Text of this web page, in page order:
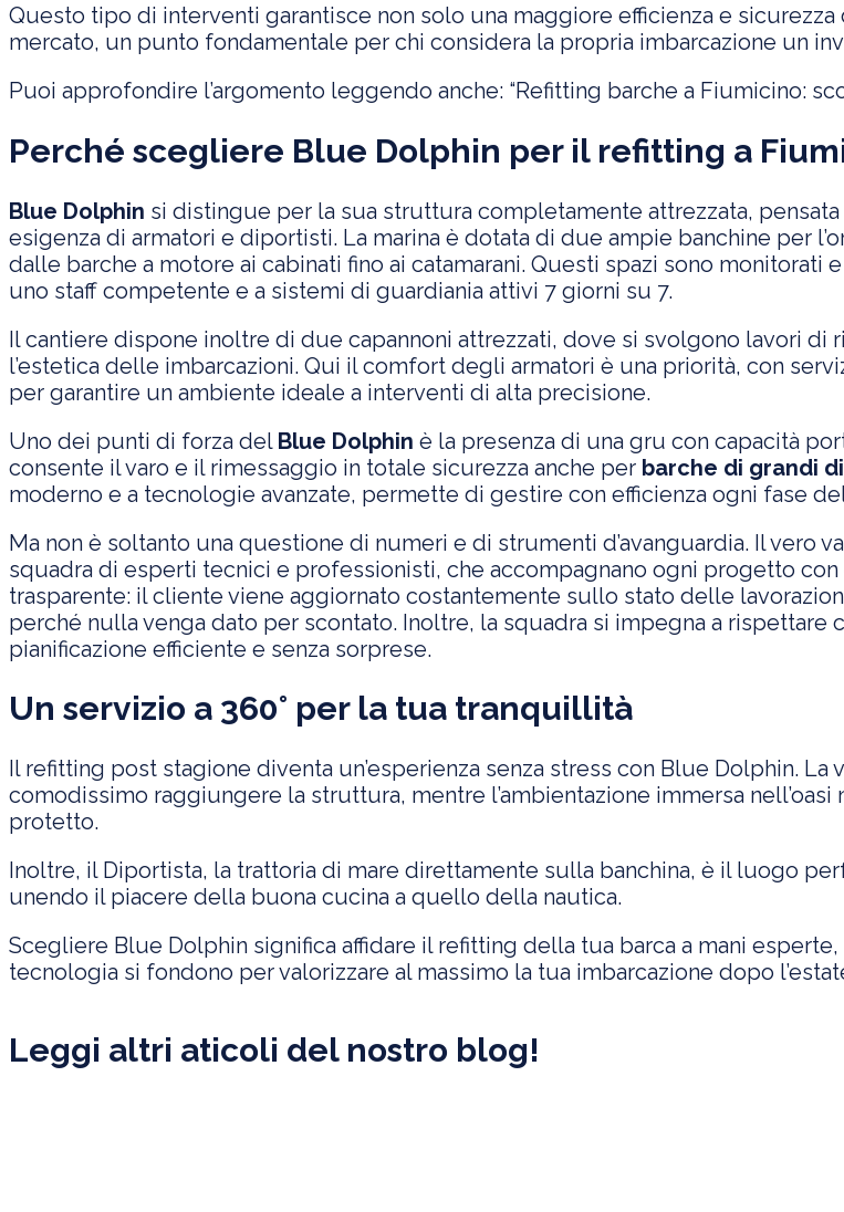
Questo tipo di interventi garantisce non solo una maggiore efficienza e
mercato, un punto fondamentale per chi considera la propria imbarcazione un
Puoi approfondire l’argomento leggendo anche: “Refitting barche a Fiumicino:
Perché scegliere Blue Dolphin per il refitting a
Blue Dolphin si distingue per la sua struttura completamente attrezzata,
esigenza di armatori e diportisti. La marina è dotata di due ampie banchine per
dalle barche a motore ai cabinati fino ai catamarani. Questi spazi sono monitorati
uno staff competente e a sistemi di guardiania attivi 7 giorni su 7.
Il cantiere dispone inoltre di due capannoni attrezzati, dove si svolgono lavori
l’estetica delle imbarcazioni. Qui il comfort degli armatori è una priorità, con
per garantire un ambiente ideale a interventi di alta precisione.
Uno dei punti di forza del Blue Dolphin è la presenza di una gru con capacità
consente il varo e il rimessaggio in totale sicurezza anche per barche di grandi
moderno e a tecnologie avanzate, permette di gestire con efficienza ogni fase
Ma non è soltanto una questione di numeri e di strumenti d’avanguardia. Il vero
squadra di esperti tecnici e professionisti, che accompagnano ogni progetto
trasparente: il cliente viene aggiornato costantemente sullo stato delle
perché nulla venga dato per scontato. Inoltre, la squadra si impegna a
pianificazione efficiente e senza sorprese.
Un servizio a 360° per la tua tranquillità
Il refitting post stagione diventa un’esperienza senza stress con Blue Dolphin. La
comodissimo raggiungere la struttura, mentre l’ambientazione immersa
protetto.
Inoltre, ilDiportista, la trattoria di mare direttamente sulla banchina, è il luogo
unendo il piacere della buona cucina a quello della nautica.
Scegliere Blue Dolphin significa affidare il refitting della tua barca a mani
tecnologia si fondono per valorizzare al massimo la tua imbarcazione dopo
Leggi altri aticoli del nostro blog!